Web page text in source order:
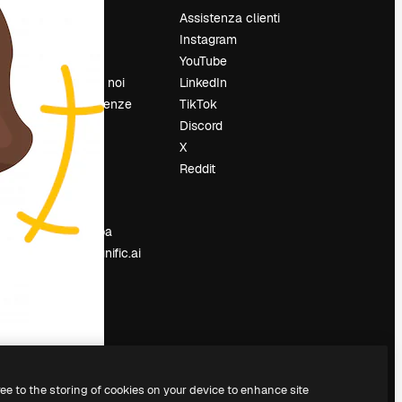
Recensioni
Lavora con noi
Cerca tendenze
Eventi
Slidesgo
Vendi i tuoi
contenuti
Sala stampa
Cerchi magnific.ai
Assistenza clienti
Instagram
YouTube
LinkedIn
TikTok
Discord
X
Reddit
to the storing of cookies on your device to enhance site